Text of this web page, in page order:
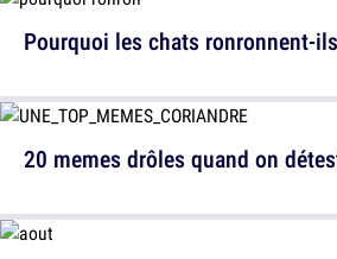
Pourquoi les chats ronronnent-
20 memes drôles quand on